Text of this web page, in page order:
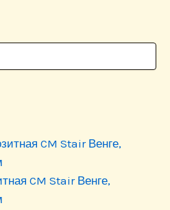
CM Stair Венге,